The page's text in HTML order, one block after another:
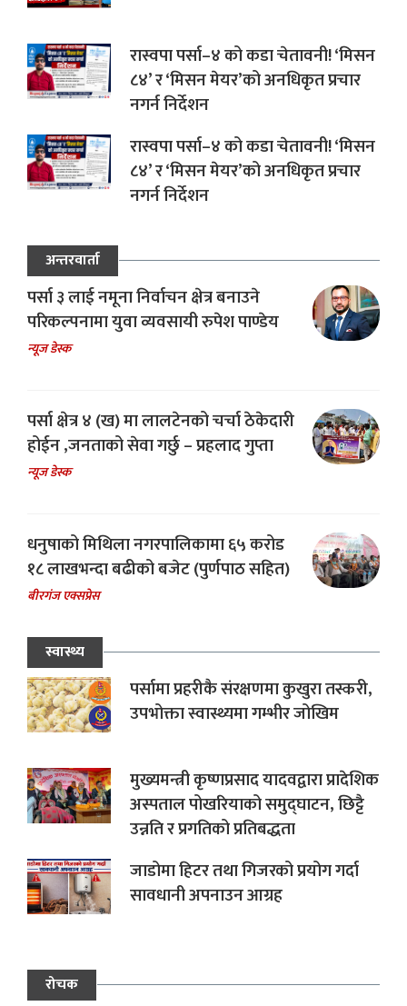
रास्वपा पर्सा–४ को कडा चेतावनी! ‘मिसन
८४’ र ‘मिसन मेयर’को अनधिकृत प्रचार
नगर्न निर्देशन
रास्वपा पर्सा–४ को कडा चेतावनी! ‘मिसन
८४’ र ‘मिसन मेयर’को अनधिकृत प्रचार
नगर्न निर्देशन
अन्तरवार्ता
पर्सा ३ लाई नमूना निर्वाचन क्षेत्र बनाउने
परिकल्पनामा युवा व्यवसायी रुपेश पाण्डेय
न्यूज डेस्क
पर्सा क्षेत्र ४ (ख) मा लालटेनको चर्चा ठेकेदारी
होईन ,जनताको सेवा गर्छु – प्रहलाद गुप्ता
न्यूज डेस्क
धनुषाको मिथिला नगरपालिकामा ६५ करोड
१८ लाखभन्दा बढीको बजेट (पुर्णपाठ सहित)
बीरगंज एक्सप्रेस
स्वास्थ्य
पर्सामा प्रहरीकै संरक्षणमा कुखुरा तस्करी,
उपभोक्ता स्वास्थ्यमा गम्भीर जोखिम
मुख्यमन्त्री कृष्णप्रसाद यादवद्वारा प्रादेशिक
अस्पताल पोखरियाको समुद्घाटन, छिट्टै
उन्नति र प्रगतिको प्रतिबद्धता
जाडोमा हिटर तथा गिजरको प्रयोग गर्दा
सावधानी अपनाउन आग्रह
रोचक